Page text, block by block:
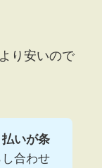
り安いので
いが条
合わせ